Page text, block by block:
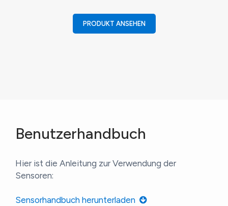
PRODUKT ANSEHEN
Benutzerhandbuch
Hier ist die Anleitung zur Verwendung der
Sensoren:
Sensorhandbuch herunterladen